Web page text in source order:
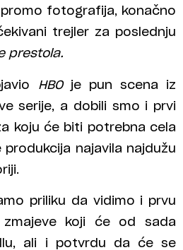
promo fotografija, konačno
trejler za poslednju
prestola.
HBOje pun scena iz
serije, a dobili smo i prvi
koju će biti potrebna cela
produkcija najavila najdužu
priliku da vidimo i prvu
koji će od sada
ali i potvrdu da će se